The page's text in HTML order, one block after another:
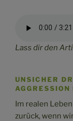
Lass dir den
UNSICHER
Im realen
zurück, wenn